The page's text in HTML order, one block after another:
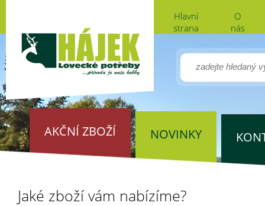
Hlavní
strana
O
nás
AKČNÍ ZBOŽÍ NOVINKY
Jaké zboží vám nabízíme?